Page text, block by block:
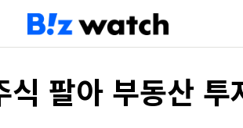
팔아 부동산 투